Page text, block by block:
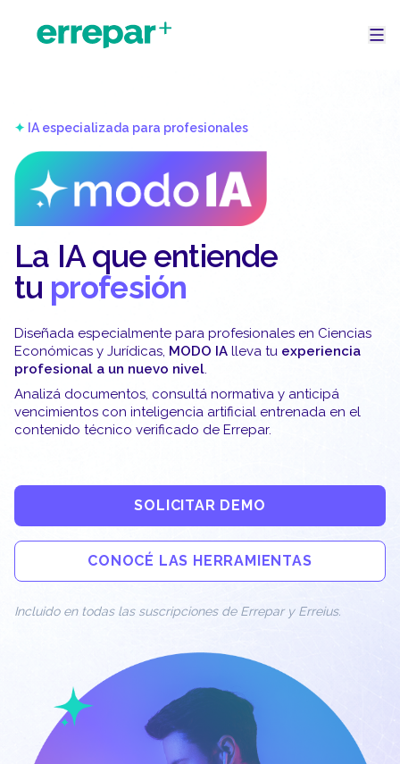
✦ IA especializada para profesionales
La IA que entiende
tu profesión
Diseñada especialmente para profesionales en Ciencias
Económicas y Jurídicas, MODO IA lleva tu experiencia
profesional a un nuevo nivel.
Analizá documentos, consultá normativa y anticipá
vencimientos con inteligencia artificial entrenada en el
contenido técnico verificado de Errepar.
SOLICITAR DEMO
CONOCÉ LAS HERRAMIENTAS
Incluido en todas las suscripciones de Errepar y Erreius.